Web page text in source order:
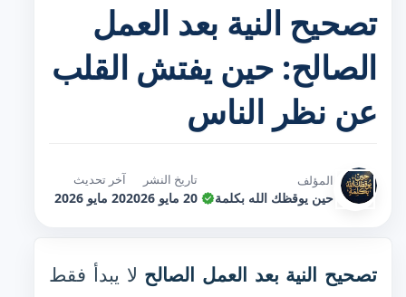
تصحيح النية بعد العمل
الصالح: حين يفتش القلب
عن نظر الناس
المؤلف
حين يوقظك الله بكلمة
تاريخ النشر
20 مايو 2026
آخر تحديث
20 مايو 2026
تصحيح النية بعد العمل الصالح لا يبدأ فقط